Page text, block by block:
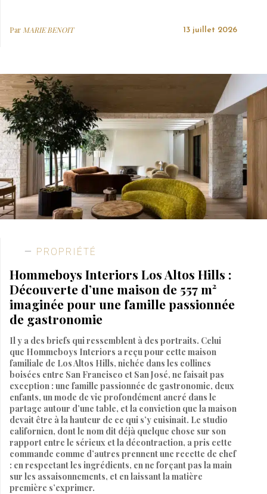
ParMARIE BENOIT 13 juillet 2026
PROPRIÉTÉ
Hommeboys Interiors Los Altos Hills :
Découverte d’une maison de 557 m²
imaginée pour une famille passionnée
de gastronomie
Il y a des briefs qui ressemblent à des portraits. Celui
que Hommeboys Interiors a reçu pour cette maison
familiale de Los Altos Hills, nichée dans les collines
boisées entre San Francisco et San José, ne faisait pas
exception : une famille passionnée de gastronomie, deux
enfants, un mode de vie profondément ancré dans le
partage autour d’une table, et la conviction que la maison
devait être à la hauteur de ce qui s’y cuisinait. Le studio
californien, dont le nom dit déjà quelque chose sur son
rapport entre le sérieux et la décontraction, a pris cette
commande comme d’autres prennent une recette de chef
: en respectant les ingrédients, en ne forçant pas la main
sur les assaisonnements, et en laissant la matière
première s’exprimer.